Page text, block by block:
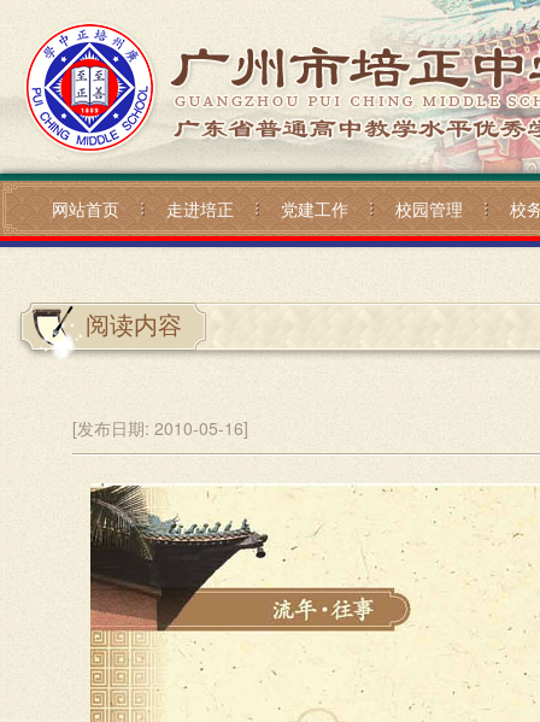
网站首页 走进培正 党建工作 校园管理 校
阅读内容
[发布日期: 2010-05-16]